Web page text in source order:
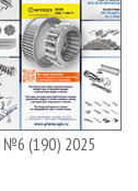
№6 (190) 2025